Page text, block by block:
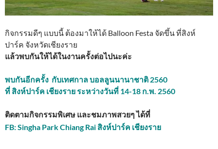
กิจกรรมดีๆ แบบนี้ ต้องมาให้ได้ Balloon Festa จัดขึ้น ที่สิงห์
ปาร์ค จังหวัดเชียงราย
แล้วพบกันให้ได้ในงานครั้งต่อไปนะค่ะ
พบกันอีกครั้ง กับเทศกาล บอลลูนนานาชาติ 2560
ที่ สิงห์ปาร์ค เชียงราย ระหว่างวันที่ 14-18 ก.พ. 2560
ติดตามกิจกรรมพิเศษ และชมภาพสวยๆ ได้ที่
FB: Singha Park Chiang Rai สิงห์ปาร์ค เชียงราย